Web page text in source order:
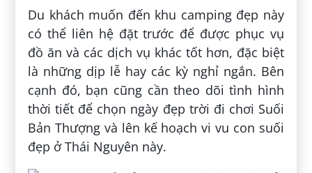
Du khách muốn đến khu camping đẹp này
có thể liên hệ đặt trước để được phục vụ
đồ ăn và các dịch vụ khác tốt hơn, đặc biệt
là những dịp lễ hay các kỳ nghỉ ngắn. Bên
cạnh đó, bạn cũng cần theo dõi tình hình
thời tiết để chọn ngày đẹp trời đi chơi Suối
Bản Thượng và lên kế hoạch vi vu con suối
đẹp ở Thái Nguyên này.